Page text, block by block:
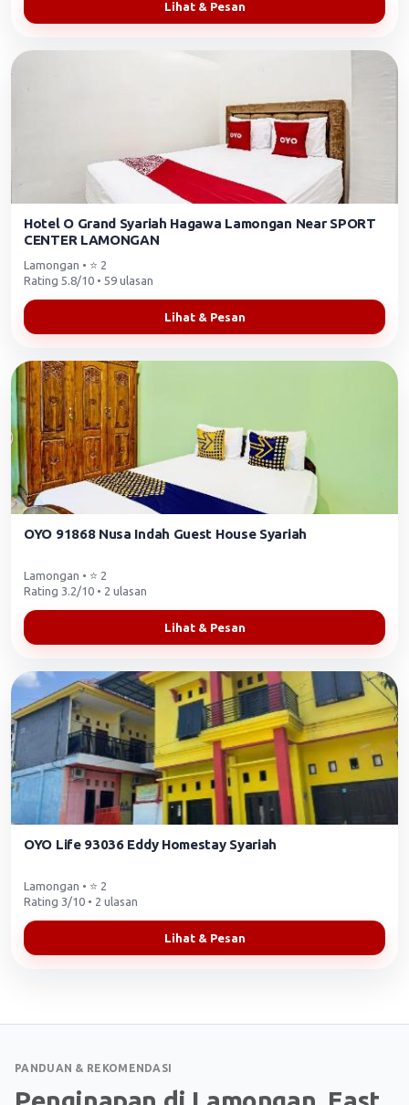
Lihat & Pesan
Hotel O Grand Syariah Hagawa Lamongan Near SPORT
CENTER LAMONGAN
Lamongan • ⭐ 2
Rating 5.8/10 • 59 ulasan
Lihat & Pesan
OYO 91868 Nusa Indah Guest House Syariah
Lamongan • ⭐ 2
Rating 3.2/10 • 2 ulasan
Lihat & Pesan
OYO Life 93036 Eddy Homestay Syariah
Lamongan • ⭐ 2
Rating 3/10 • 2 ulasan
Lihat & Pesan
PANDUAN & REKOMENDASI